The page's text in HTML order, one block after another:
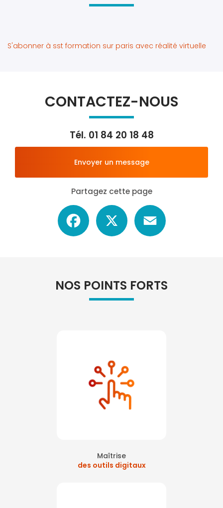
S'abonner à sst formation sur paris avec réalité virtuelle
CONTACTEZ-NOUS
Tél. 01 84 20 18 48
Envoyer un message
Partagez cette page
Facebook
NOS POINTS FORTS
Maîtrise
des outils digitaux